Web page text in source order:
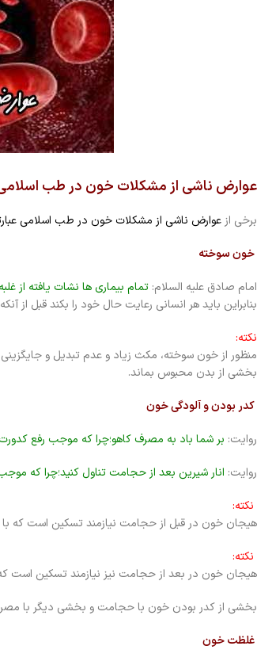
عوارض ناشی از مشکلات خون در طب
برخی از عوارض ناشی از مشکلات خون در طب اسلامی
خون سوخته
امام صادق علیه السلام: تمام بیماری ها نشات یافته از غلبه
بنابراین باید هر انسانی رعایت حال خود را بکند قبل از
نکته:
منظور از خون سوخته، مکث زیاد و عدم تبدیل و
بخشی از بدن محبوس بماند.
کدر بودن و آلودگی خون
روایت: بر شما باد به مصرف کاهو؛چرا که موجب رفع
روایت: انار شیرین بعد از حجامت تناول کنید؛چرا
نکته:
هیجان خون در قبل از حجامت نیازمند تسکین است که
نکته:
هیجان خون در بعد از حجامت نیز نیازمند تسکین است
بخشی از کدر بودن خون با حجامت و بخشی دیگر با
غلظت خون